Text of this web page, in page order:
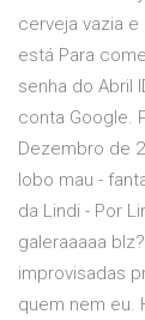
cerveja vazia
está Para
senha do Abril
conta Google.
Dezembro de
lobo mau -
da Lindi - Por
galeraaaaa
improvisadas
quem nem eu.